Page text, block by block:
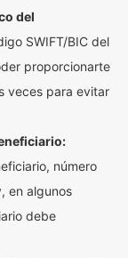
del
SWIFT/BIC del
proporcionarte
veces para evitar
número
en algunos
debe